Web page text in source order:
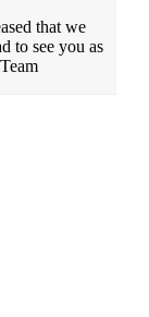
that we
to see you as